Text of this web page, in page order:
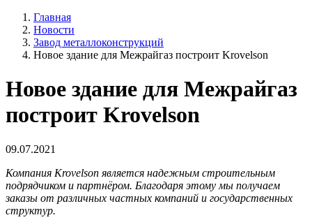
Главная
Новости
Завод металлоконструкций
Новое здание для Межрайгаз построит Krovelson
Новое здание для Межрайгаз
построит Krovelson
09.07.2021
Компания Krovelson является надежным строительным
подрядчиком и партнёром. Благодаря этому мы получаем
заказы от различных частных компаний и государственных
структур.